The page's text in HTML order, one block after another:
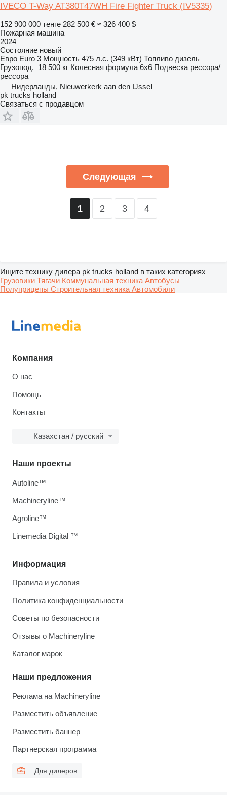
IVECO T-Way AT380T47WH Fire Fighter Truck (IV5335)
152 900 000 тенге 282 500 € ≈ 326 400 $
Пожарная машина
2024
Состояние новый
Евро Euro 3 Мощность 475 л.с. (349 кВт) Топливо дизель
Грузопод. 18 500 кг Колесная формула 6x6 Подвеска рессора/
рессора
Нидерланды, Nieuwerkerk aan den IJssel
pk trucks holland
Связаться с продавцом
Следующая
1 2 3 4
Ищите технику дилера pk trucks holland в таких категориях
Грузовики Тягачи Коммунальная техника Автобусы
Полуприцепы Строительная техника Автомобили
Компания
О нас
Помощь
Контакты
Казахстан / русский
Информация
Правила и условия
Политика конфиденциальности
Советы по безопасности
Отзывы о Machineryline
Каталог марок
Наши предложения
Реклама на Machineryline
Разместить объявление
Разместить баннер
Партнерская программа
Для дилеров
Наши проекты
Autoline™
Machineryline™
Agroline™
Linemedia Digital ™